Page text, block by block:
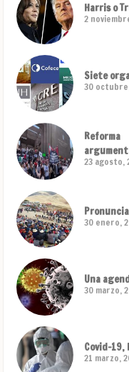
Harris o
2
Siete
30
23 agosto,
30 enero,
Una
30 marzo,
Covid-19,
21 marzo,